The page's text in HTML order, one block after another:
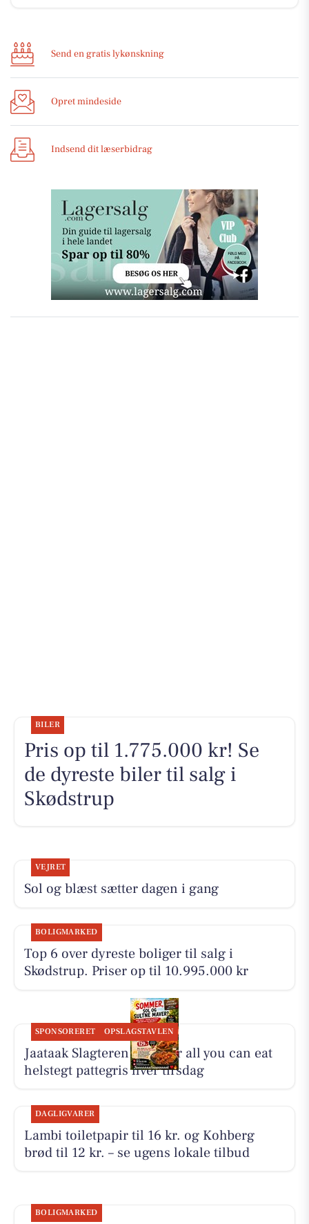
Send en gratis lykønskning
Opret mindeside
Indsend dit læserbidrag
BILER
Pris op til 1.775.000 kr! Se
de dyreste biler til salg i
Skødstrup
VEJRET
Sol og blæst sætter dagen i gang
BOLIGMARKED
Top 6 over dyreste boliger til salg i
Skødstrup. Priser op til 10.995.000 kr
SPONSORERET OPSLAGSTAVLEN
Jaataak Slagteren serverer all you can eat
helstegt pattegris hver tirsdag
DAGLIGVARER
Lambi toiletpapir til 16 kr. og Kohberg
brød til 12 kr. – se ugens lokale tilbud
BOLIGMARKED